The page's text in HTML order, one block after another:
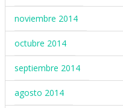
noviembre 2014
octubre 2014
septiembre 2014
agosto 2014